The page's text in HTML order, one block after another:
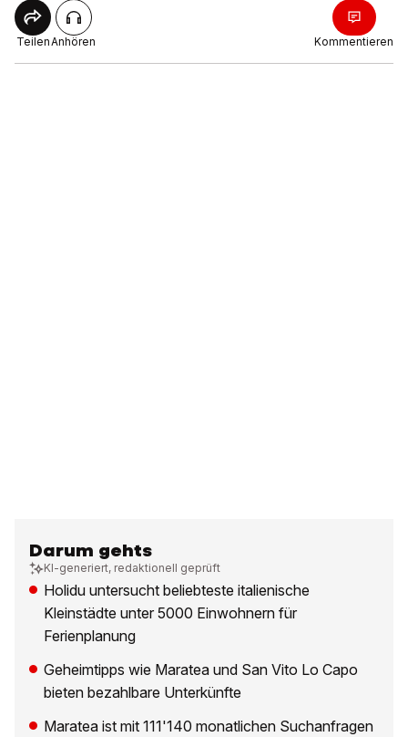
TeilenAnhören Kommentieren
Darum gehts
KI-generiert, redaktionell geprüft
Holidu untersucht beliebteste italienische
Kleinstädte unter 5000 Einwohnern für
Ferienplanung
Geheimtipps wie Maratea und San Vito Lo Capo
bieten bezahlbare Unterkünfte
Maratea ist mit 111'140 monatlichen Suchanfragen